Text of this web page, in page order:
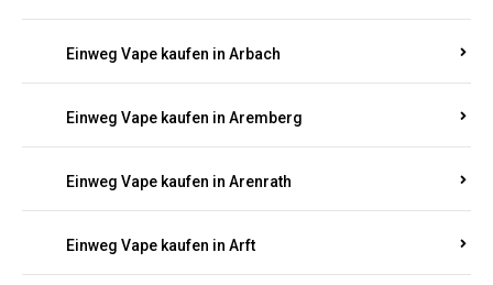
Einweg Vape kaufen in Arbach
Einweg Vape kaufen in Aremberg
Einweg Vape kaufen in Arenrath
Einweg Vape kaufen in Arft